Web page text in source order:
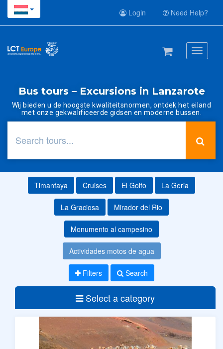
Login Need Help?
Toggle
Bus tours – Excursions in Lanzarote
Wij bieden u de hoogste kwaliteitsnormen, ontdek het eiland
met onze gekwalificeerde gidsen en moderne bussen.
Timanfaya Cruises El Golfo La Geria
La Graciosa Mirador del Rio
Monumento al campesino
Actividades motos de agua
Filters Search
Select a category